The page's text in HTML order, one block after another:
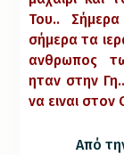
Του..
σήμερα τα
ανθρωπος
ηταν στην
να ειναι
Από